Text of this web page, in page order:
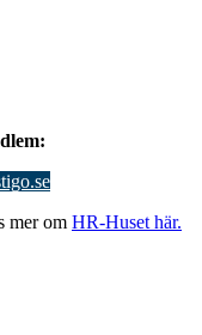
mer om HR-Huset här.